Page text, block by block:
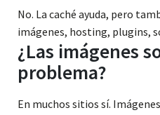
No. La caché ayuda, pero
imágenes, hosting, plugins,
¿Las imágenes
problema?
En muchos sitios sí.